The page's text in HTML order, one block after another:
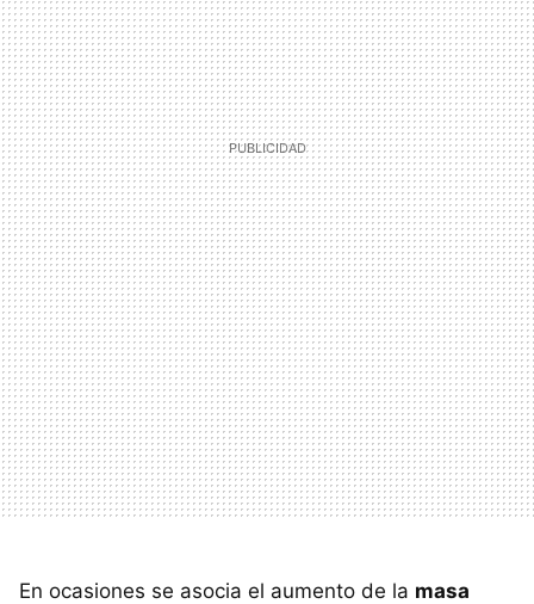
En ocasiones se asocia el aumento de la masa